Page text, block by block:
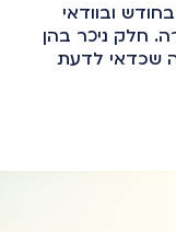
ובוודאי
חלק ניכר בהן
שכדאי לדעת